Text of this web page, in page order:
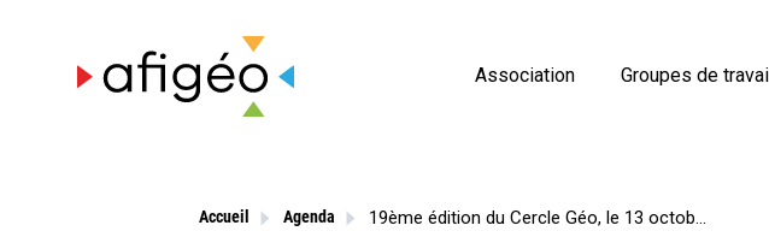
Association Groupes de
Accueil Agenda